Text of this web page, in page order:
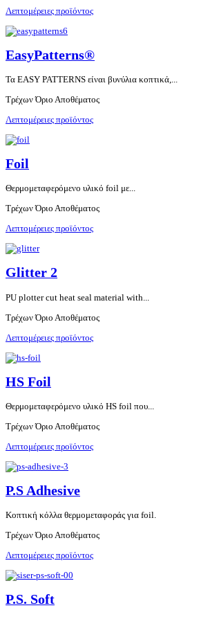
Λεπτομέρειες προϊόντος
EasyPatterns®
Τα EASY PATTERNS είναι βυνύλια κοπτικά,...
Τρέχων Όριο Αποθέματος
Λεπτομέρειες προϊόντος
Foil
Θερμομεταφερόμενο υλικό foil με...
Τρέχων Όριο Αποθέματος
Λεπτομέρειες προϊόντος
Glitter 2
PU plotter cut heat seal material with...
Τρέχων Όριο Αποθέματος
Λεπτομέρειες προϊόντος
HS Foil
Θερμομεταφερόμενο υλικό HS foil που...
Τρέχων Όριο Αποθέματος
Λεπτομέρειες προϊόντος
P.S Adhesive
Kοπτική κόλλα θερμομεταφοράς για foil.
Τρέχων Όριο Αποθέματος
Λεπτομέρειες προϊόντος
P.S. Soft